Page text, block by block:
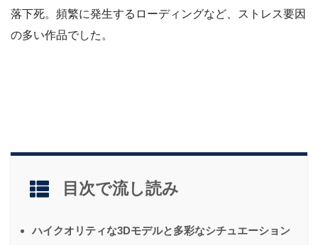
落下死。頻繁に発生するローディングなど、ストレス要因
の多い作品でした。
目次で流し読み
ハイクオリティな3Dモデルと多彩なシチュエーション